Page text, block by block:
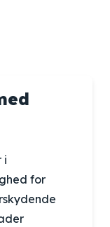
i
for